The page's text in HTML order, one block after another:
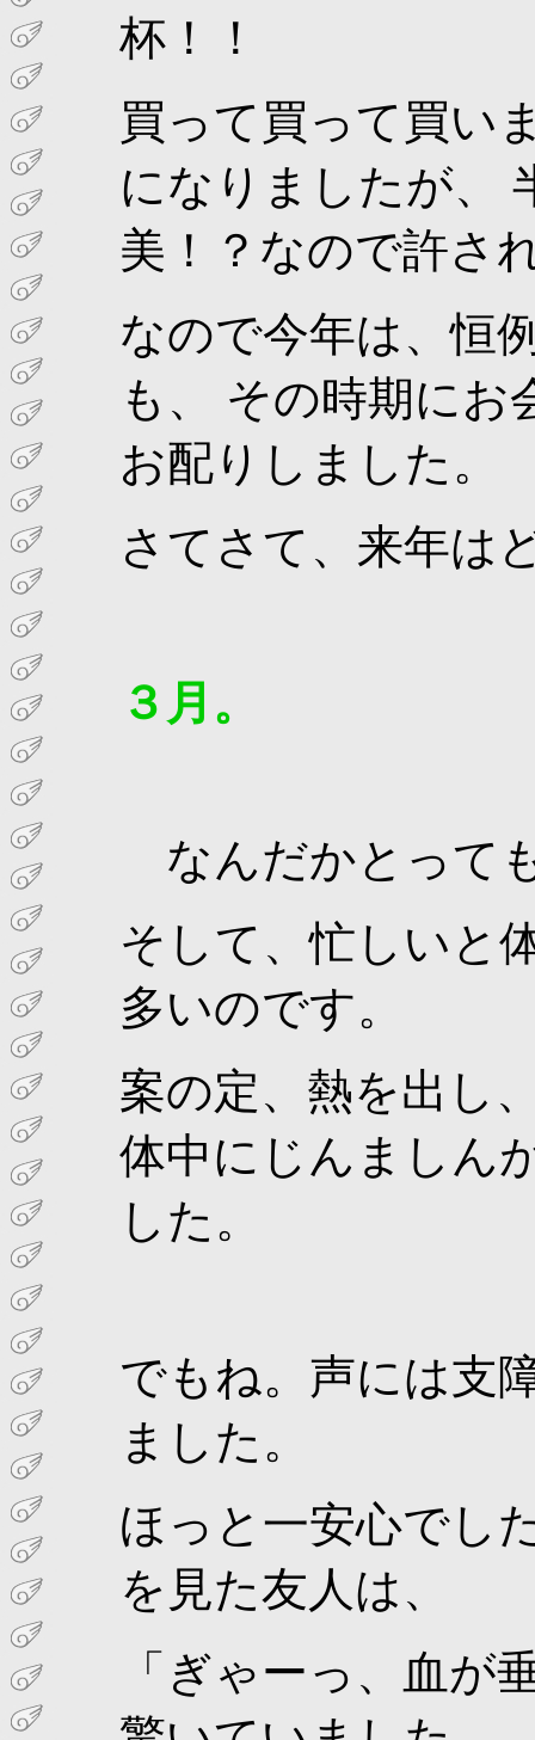
杯！！
買って買って買い
になりましたが、
美！？なので許さ
なので今年は、恒
も、 その時期にお
お配りしました。
さてさて、来年は
３月。
なんだかとって
そして、忙しいと
多いのです。
案の定、熱を出し
体中にじんましん
した。
でもね。声には支
ました。
ほっと一安心でし
を見た友人は、
「ぎゃーっ、血が